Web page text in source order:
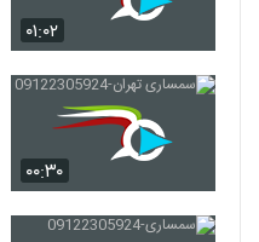
۰۱:۰۲
۰۰:۳۰